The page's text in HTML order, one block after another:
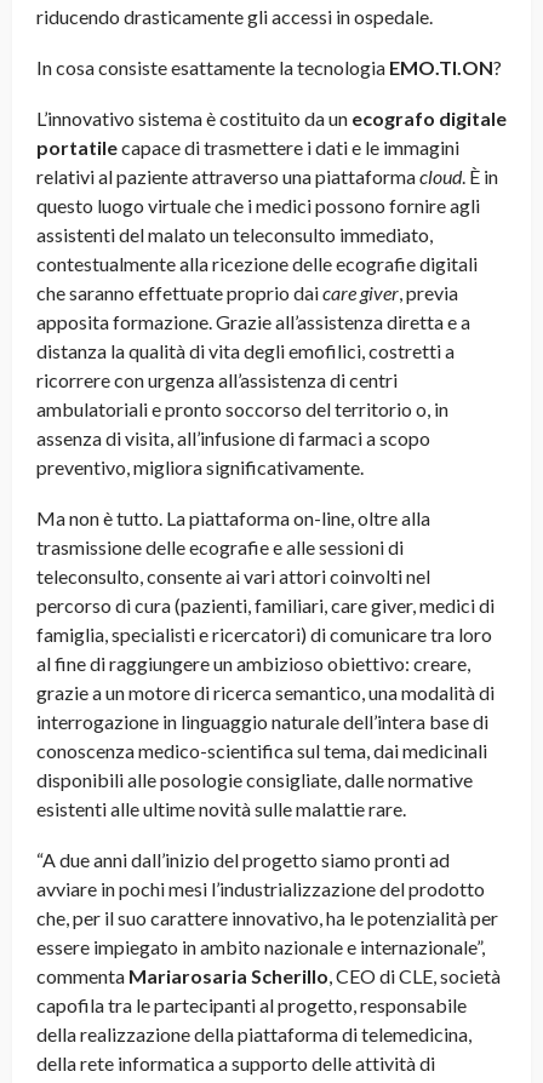
riducendo drasticamente gli accessi in ospedale.
In cosa consiste esattamente la tecnologia EMO.TI.ON?
L’innovativo sistema è costituito da un ecografo digitale
portatilecapace di trasmettere i dati e le immagini
relativi al paziente attraverso una piattaformacloud. È in
questo luogo virtuale che i medici possono fornire agli
assistenti del malato un teleconsulto immediato,
contestualmente alla ricezione delle ecografie digitali
che saranno effettuate proprio daicare giver , previa
apposita formazione. Grazie all’assistenza diretta e a
distanza la qualità di vita degli emofilici, costretti a
ricorrere con urgenza all’assistenza di centri
ambulatoriali e pronto soccorso del territorio o, in
assenza di visita, all’infusione di farmaci a scopo
preventivo, migliora significativamente.
Ma non è tutto. La piattaforma on-line, oltre alla
trasmissione delle ecografie e alle sessioni di
teleconsulto, consente ai vari attori coinvolti nel
percorso di cura (pazienti, familiari, care giver, medici di
famiglia, specialisti e ricercatori) di comunicare tra loro
al fine di raggiungere un ambizioso obiettivo: creare,
grazie a un motore di ricerca semantico, una modalità di
interrogazione in linguaggio naturale dell’intera base di
conoscenza medico-scientifica sul tema, dai medicinali
disponibili alle posologie consigliate, dalle normative
esistenti alle ultime novità sulle malattie rare.
“A due anni dall’inizio del progetto siamo pronti ad
avviare in pochi mesi l’industrializzazione del prodotto
che, per il suo carattere innovativo, ha le potenzialità per
essere impiegato in ambito nazionale e internazionale”,
commenta Mariarosaria Scherillo , CEO di CLE, società
capofila tra le partecipanti al progetto, responsabile
della realizzazione della piattaforma di telemedicina,
della rete informatica a supporto delle attività di